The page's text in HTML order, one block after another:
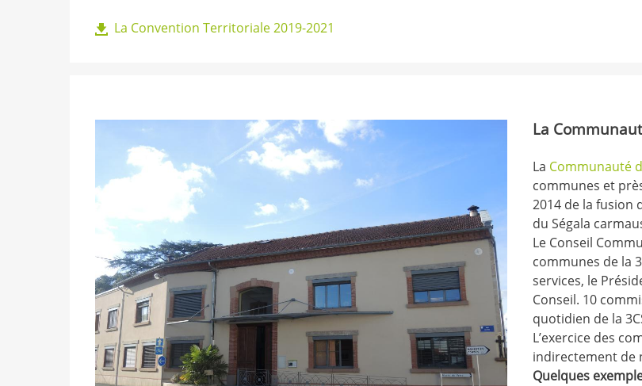
La Convention Territoriale 2019-2021
La
La Communauté
communes et
2014 de la fusion
du Ségala
Le Conseil
communes de la
services, le
Conseil. 10
quotidien de la
L’exercice des
indirectement de
Quelques